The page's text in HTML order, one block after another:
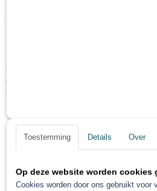
roestbescherming van metaal en holle
de kleinste hoeken en gaten. Bestand
corrosieve atmosfeer.
Siliconenvrij;
Goede bestendigheid tegen hoge en
Brokkelt en druipt niet, ook niet bij
scheurvorming;
Toestemming Details Over
Op deze website worden cookies
Cookies worden door ons gebruikt voor